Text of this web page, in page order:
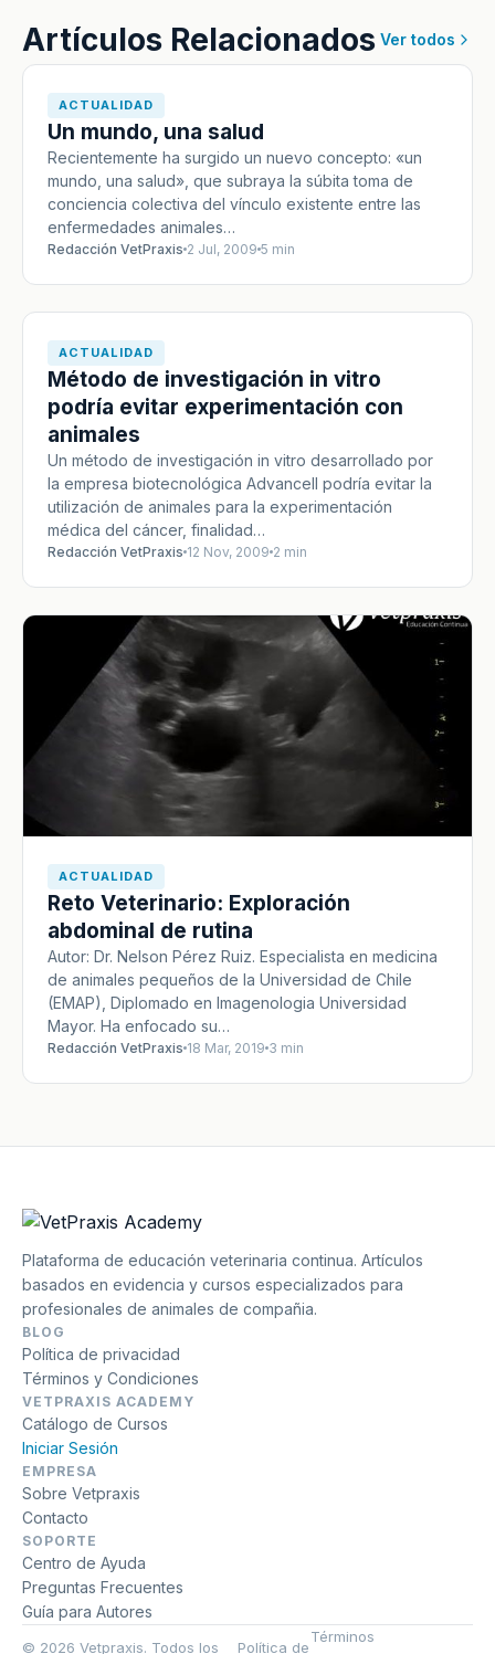
Artículos Relacionados Ver todos
ACTUALIDAD
Un mundo, una salud
Recientemente ha surgido un nuevo concepto: «un
mundo, una salud», que subraya la súbita toma de
conciencia colectiva del vínculo existente entre las
enfermedades animales…
Redacción VetPraxis 2 Jul, 2009 5 min
ACTUALIDAD
Método de investigación in vitro
podría evitar experimentación con
animales
Un método de investigación in vitro desarrollado por
la empresa biotecnológica Advancell podría evitar la
utilización de animales para la experimentación
médica del cáncer, finalidad…
Redacción VetPraxis 12 Nov, 2009 2 min
ACTUALIDAD
Reto Veterinario: Exploración
abdominal de rutina
Autor: Dr. Nelson Pérez Ruiz. Especialista en medicina
de animales pequeños de la Universidad de Chile
(EMAP), Diplomado en Imagenologia Universidad
Mayor. Ha enfocado su…
Redacción VetPraxis 18 Mar, 2019 3 min
Plataforma de educación veterinaria continua. Artículos
basados en evidencia y cursos especializados para
profesionales de animales de compañia.
BLOG
Política de privacidad
Términos y Condiciones
VETPRAXIS ACADEMY
Catálogo de Cursos
Iniciar Sesión
EMPRESA
Sobre Vetpraxis
Contacto
SOPORTE
Centro de Ayuda
Preguntas Frecuentes
Guía para Autores
© 2026 Vetpraxis. Todos los Política de
Términos